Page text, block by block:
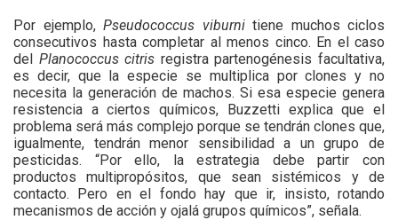
Por ejemplo, Pseudococcus viburnitiene muchos ciclos
consecutivos hasta completar al menos cinco. En el caso
del Planococcus citris registra partenogénesis facultativa,
es decir, que la especie se multiplica por clones y no
necesita la generación de machos. Si esa especie genera
resistencia a ciertos químicos, Buzzetti explica que el
problema será más complejo porque se tendrán clones que,
igualmente, tendrán menor sensibilidad a un grupo de
pesticidas. “Por ello, la estrategia debe partir con
productos multipropósitos, que sean sistémicos y de
contacto. Pero en el fondo hay que ir, insisto, rotando
mecanismos de acción y ojalá grupos químicos”, señala.